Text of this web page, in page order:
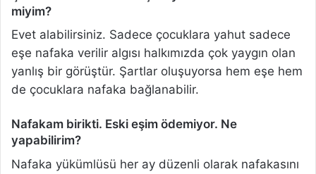
miyim?
Evet alabilirsiniz. Sadece çocuklara yahut sadece
eşe nafaka verilir algısı halkımızda çok yaygın olan
yanlış bir görüştür. Şartlar oluşuyorsa hem eşe hem
de çocuklara nafaka bağlanabilir.
Nafakam birikti. Eski eşim ödemiyor. Ne
yapabilirim?
Nafaka yükümlüsü her ay düzenli olarak nafakasını